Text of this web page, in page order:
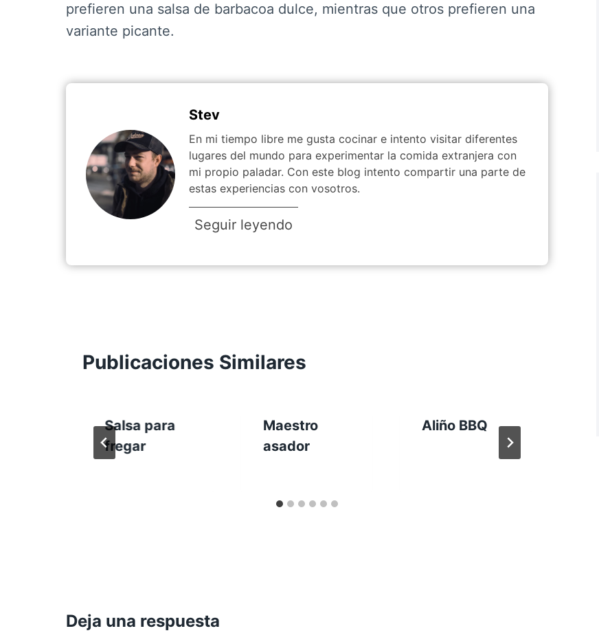
prefieren una salsa de barbacoa dulce, mientras que otros prefieren una
variante picante.
Stev
En mi tiempo libre me gusta cocinar e intento visitar diferentes
lugares del mundo para experimentar la comida extranjera con
mi propio paladar. Con este blog intento compartir una parte de
estas experiencias con vosotros.
Seguir leyendo
Publicaciones Similares
Salsa para
fregar
Maestro
asador
Aliño BBQ
Deja una respuesta